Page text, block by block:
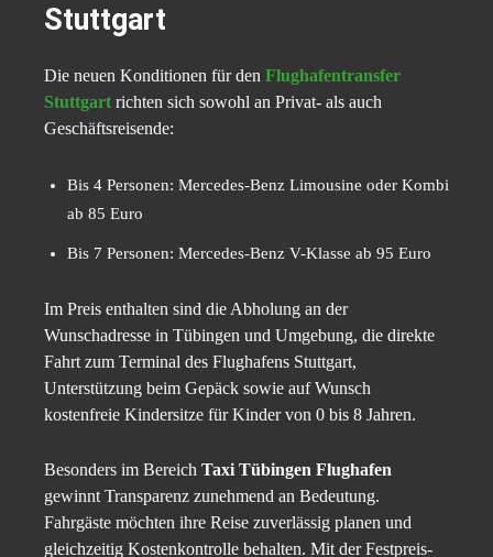
Stuttgart
Die neuen Konditionen für den Flughafentransfer
Stuttgart richten sich sowohl an Privat- als auch
Geschäftsreisende:
Bis 4 Personen: Mercedes-Benz Limousine oder Kombi
ab 85 Euro
Bis 7 Personen: Mercedes-Benz V-Klasse ab 95 Euro
Im Preis enthalten sind die Abholung an der
Wunschadresse in Tübingen und Umgebung, die direkte
Fahrt zum Terminal des Flughafens Stuttgart,
Unterstützung beim Gepäck sowie auf Wunsch
kostenfreie Kindersitze für Kinder von 0 bis 8 Jahren.
Besonders im Bereich Taxi Tübingen Flughafen
gewinnt Transparenz zunehmend an Bedeutung.
Fahrgäste möchten ihre Reise zuverlässig planen und
gleichzeitig Kostenkontrolle behalten. Mit der Festpreis-